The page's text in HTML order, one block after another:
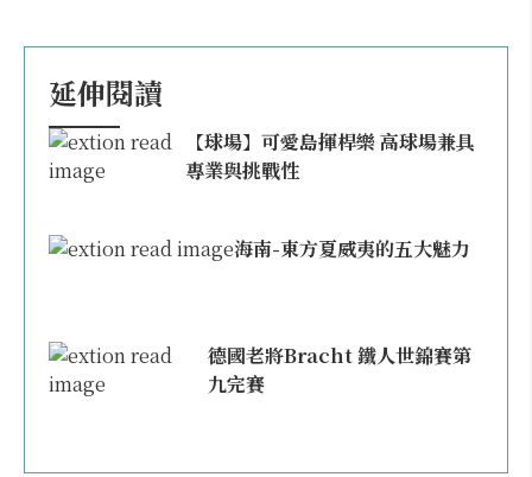
延伸閱讀
【球場】可愛島揮桿樂 高球場兼具
專業與挑戰性
海南-東方夏威夷的五大魅力
德國老將Bracht 鐵人世錦賽第
九完賽